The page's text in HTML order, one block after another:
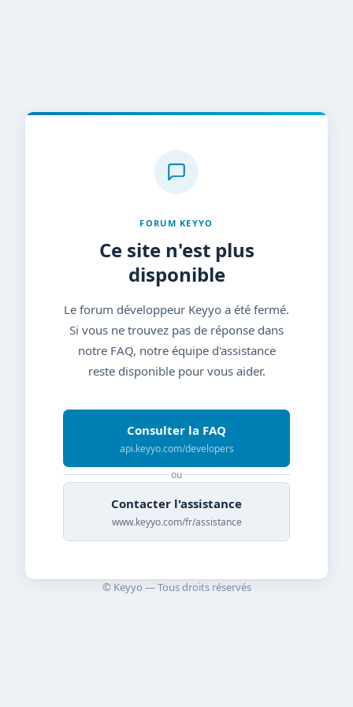
FORUM KEYYO
Ce site n'est plus
disponible
Le forum développeur Keyyo a été fermé.
Si vous ne trouvez pas de réponse dans
notre FAQ, notre équipe d'assistance
reste disponible pour vous aider.
Consulter la FAQ
api.keyyo.com/developers
ou
Contacter l'assistance
www.keyyo.com/fr/assistance
© Keyyo — Tous droits réservés